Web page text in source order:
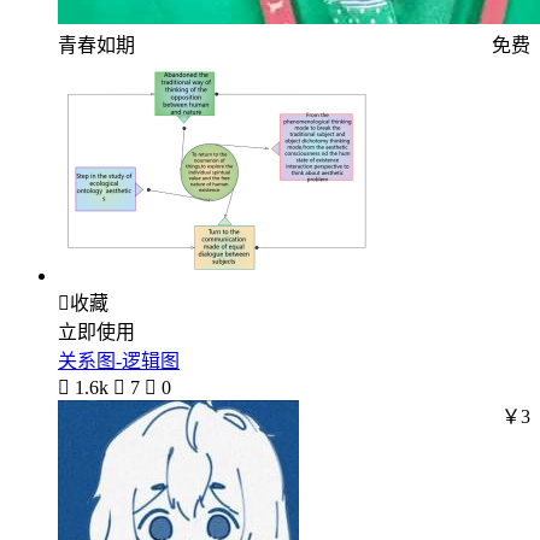
青春如期 免费
收藏
立即使用
关系图-逻辑图
 1.6k  7  0
￥3